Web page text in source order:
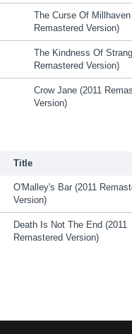
The Curse Of
Remastered Version)
The Kindness Of
Remastered Version)
Crow Jane (2011
Version)
Title
O'Malley's Bar (2011
Version)
Death Is Not The End (2011
Remastered Version)